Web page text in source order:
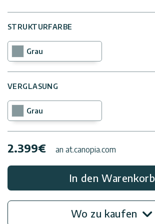
Kontaktiere
Uns
Impressum
STRUKTURFARBE
Grau
VERGLASUNG
Grau
2.399€ an at.canopia.com
In den Warenkorb
Wo zu kaufen